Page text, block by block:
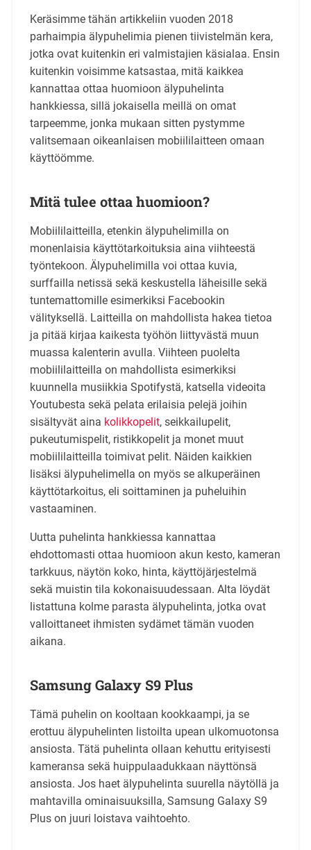
Keräsimme tähän artikkeliin vuoden 2018
parhaimpia älypuhelimia pienen tiivistelmän kera,
jotka ovat kuitenkin eri valmistajien käsialaa. Ensin
kuitenkin voisimme katsastaa, mitä kaikkea
kannattaa ottaa huomioon älypuhelinta
hankkiessa, sillä jokaisella meillä on omat
tarpeemme, jonka mukaan sitten pystymme
valitsemaan oikeanlaisen mobiililaitteen omaan
käyttöömme.
Mitä tulee ottaa huomioon?
Mobiililaitteilla, etenkin älypuhelimilla on
monenlaisia käyttötarkoituksia aina viihteestä
työntekoon. Älypuhelimilla voi ottaa kuvia,
surffailla netissä sekä keskustella läheisille sekä
tuntemattomille esimerkiksi Facebookin
välityksellä. Laitteilla on mahdollista hakea tietoa
ja pitää kirjaa kaikesta työhön liittyvästä muun
muassa kalenterin avulla. Viihteen puolelta
mobiililaitteilla on mahdollista esimerkiksi
kuunnella musiikkia Spotifystä, katsella videoita
Youtubesta sekä pelata erilaisia pelejä joihin
sisältyvät aina kolikkopelit, seikkailupelit,
pukeutumispelit, ristikkopelit ja monet muut
mobiililaitteilla toimivat pelit. Näiden kaikkien
lisäksi älypuhelimella on myös se alkuperäinen
käyttötarkoitus, eli soittaminen ja puheluihin
vastaaminen.
Uutta puhelinta hankkiessa kannattaa
ehdottomasti ottaa huomioon akun kesto, kameran
tarkkuus, näytön koko, hinta, käyttöjärjestelmä
sekä muistin tila kokonaisuudessaan. Alta löydät
listattuna kolme parasta älypuhelinta, jotka ovat
valloittaneet ihmisten sydämet tämän vuoden
aikana.
Samsung Galaxy S9 Plus
Tämä puhelin on kooltaan kookkaampi, ja se
erottuu älypuhelinten listoilta upean ulkomuotonsa
ansiosta. Tätä puhelinta ollaan kehuttu erityisesti
kameransa sekä huippulaadukkaan näyttönsä
ansiosta. Jos haet älypuhelinta suurella näytöllä ja
mahtavilla ominaisuuksilla, Samsung Galaxy S9
Plus on juuri loistava vaihtoehto.